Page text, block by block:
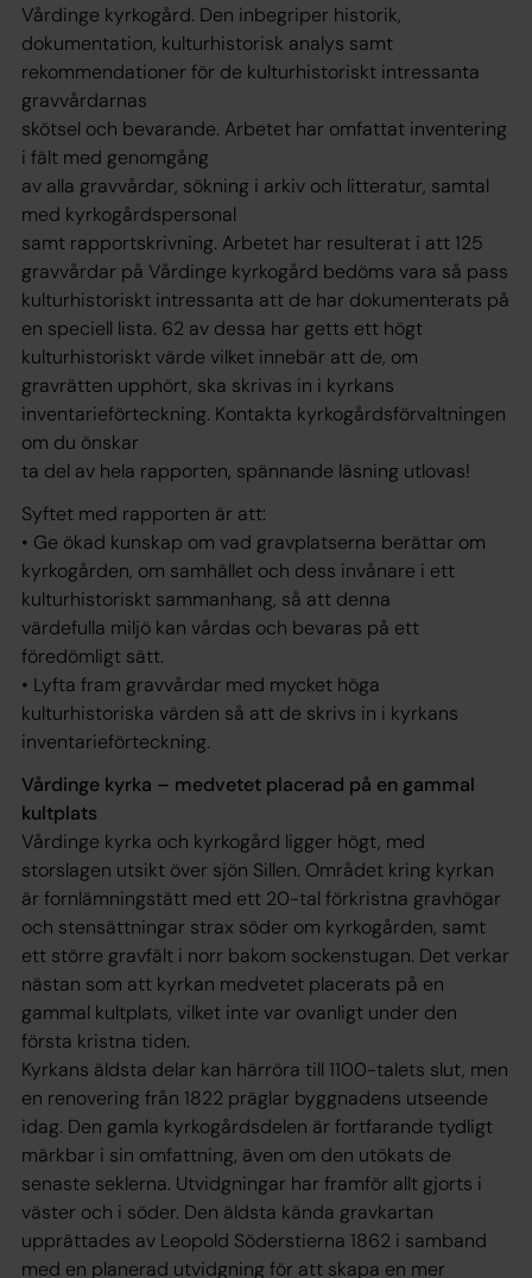
Vårdinge kyrkogård. Den inbegriper historik,
dokumentation, kulturhistorisk analys samt
rekommendationer för de kulturhistoriskt intressanta
gravvårdarnas
skötsel och bevarande. Arbetet har omfattat inventering
i fält med genomgång
av alla gravvårdar, sökning i arkiv och litteratur, samtal
med kyrkogårdspersonal
samt rapportskrivning. Arbetet har resulterat i att 125
gravvårdar på Vårdinge kyrkogård bedöms vara så pass
kulturhistoriskt intressanta att de har dokumenterats på
en speciell lista. 62 av dessa har getts ett högt
kulturhistoriskt värde vilket innebär att de, om
gravrätten upphört, ska skrivas in i kyrkans
inventarieförteckning. Kontakta kyrkogårdsförvaltningen
om du önskar
ta del av hela rapporten, spännande läsning utlovas!
Syftet med rapporten är att:
• Ge ökad kunskap om vad gravplatserna berättar om
kyrkogården, om samhället och dess invånare i ett
kulturhistoriskt sammanhang, så att denna
värdefulla miljö kan vårdas och bevaras på ett
föredömligt sätt.
• Lyfta fram gravvårdar med mycket höga
kulturhistoriska värden så att de skrivs in i kyrkans
inventarieförteckning.
Vårdinge kyrka – medvetet placerad på en gammal
kultplats
Vårdinge kyrka och kyrkogård ligger högt, med
storslagen utsikt över sjön Sillen. Området kring kyrkan
är fornlämningstätt med ett 20-tal förkristna gravhögar
och stensättningar strax söder om kyrkogården, samt
ett större gravfält i norr bakom sockenstugan. Det verkar
nästan som att kyrkan medvetet placerats på en
gammal kultplats, vilket inte var ovanligt under den
första kristna tiden.
Kyrkans äldsta delar kan härröra till 1100-talets slut, men
en renovering från 1822 präglar byggnadens utseende
idag. Den gamla kyrkogårdsdelen är fortfarande tydligt
märkbar i sin omfattning, även om den utökats de
senaste seklerna. Utvidgningar har framför allt gjorts i
väster och i söder. Den äldsta kända gravkartan
upprättades av Leopold Söderstierna 1862 i samband
med en planerad utvidgning för att skapa en mer